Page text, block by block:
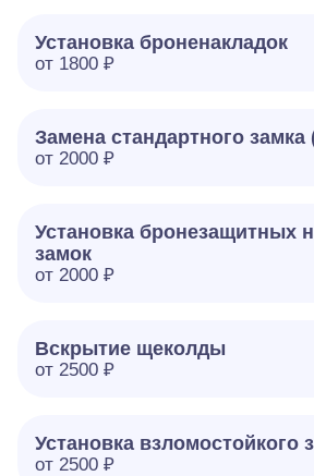
Установка броненакладок
от 1800 ₽
Замена стандартного замка
от 2000 ₽
Установка бронезащитных
замок
от 2000 ₽
Вскрытие щеколды
от 2500 ₽
Установка взломостойкого
от 2500 ₽